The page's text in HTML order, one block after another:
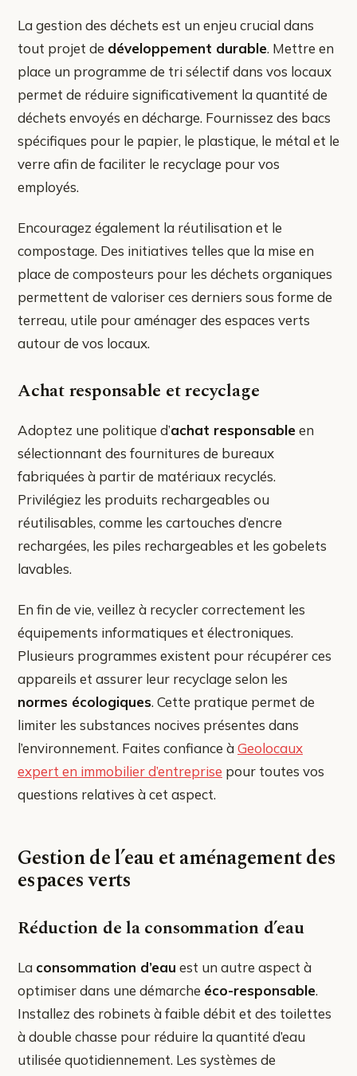
La gestion des déchets est un enjeu crucial dans
tout projet de développement durable. Mettre en
place un programme de tri sélectif dans vos locaux
permet de réduire significativement la quantité de
déchets envoyés en décharge. Fournissez des bacs
spécifiques pour le papier, le plastique, le métal et le
verre afin de faciliter le recyclage pour vos
employés.
Encouragez également la réutilisation et le
compostage. Des initiatives telles que la mise en
place de composteurs pour les déchets organiques
permettent de valoriser ces derniers sous forme de
terreau, utile pour aménager des espaces verts
autour de vos locaux.
Achat responsable et recyclage
Adoptez une politique d’achat responsableen
sélectionnant des fournitures de bureaux
fabriquées à partir de matériaux recyclés.
Privilégiez les produits rechargeables ou
réutilisables, comme les cartouches d’encre
rechargées, les piles rechargeables et les gobelets
lavables.
En fin de vie, veillez à recycler correctement les
équipements informatiques et électroniques.
Plusieurs programmes existent pour récupérer ces
appareils et assurer leur recyclage selon les
normes écologiques. Cette pratique permet de
limiter les substances nocives présentes dans
l’environnement. Faites confiance àGeolocaux
expert en immobilier d’entreprise pour toutes vos
questions relatives à cet aspect.
Gestion de l’eau et aménagement des
espaces verts
Réduction de la consommation d’eau
La consommation d’eau est un autre aspect à
optimiser dans une démarche éco-responsable.
Installez des robinets à faible débit et des toilettes
à double chasse pour réduire la quantité d’eau
utilisée quotidiennement. Les systèmes de